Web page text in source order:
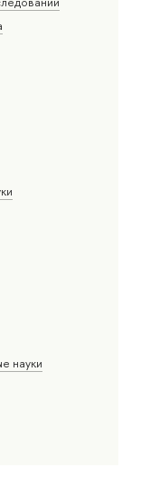
науки